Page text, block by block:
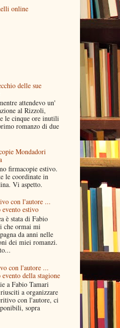
online
delle sue
attendevo un'
al Rizzoli,
le cinque ore inutili
romanzo di due
Mondadori
firmacopie estivo.
le coordinate in
Vi aspetto.
con l'autore ...
estivo
è stata di Fabio
che ormai mi
da anni nelle
dei miei romanzi.
con l'autore ...
della stagione
a Fabio Tamari
a organizzare
con l'autore, ci
sopra